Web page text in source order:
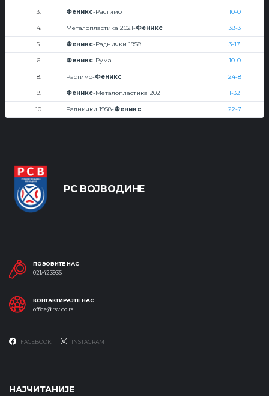
3. Феникс-Растимо 10-0
4. Металопластика 2021-Феникс 38-3
5. Феникс-Раднички 1958 3-17
6. Феникс-Рума 10-0
8. Растимо-Феникс 24-8
9. Феникс-Металопластика 2021 1-32
10. Раднички 1958-Феникс 22-7
РС ВОЈВОДИНЕ
ПОЗОВИТЕ НАС
021/423936
КОНТАКТИРАЈТЕ НАС
office@rsv.co.rs
FACEBOOK INSTAGRAM
НАЈЧИТАНИЈЕ